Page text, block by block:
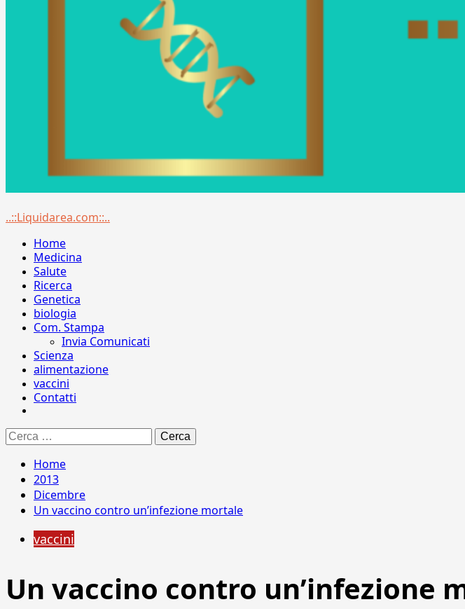
Menu
..::Liquidarea.com::..
Home
Medicina
Salute
Ricerca
Genetica
biologia
Com. Stampa
Invia Comunicati
Scienza
alimentazione
vaccini
Contatti
Ricerca
per:
Home
2013
Dicembre
Un vaccino contro un’infezione mortale
vaccini
Un vaccino contro un’infezione